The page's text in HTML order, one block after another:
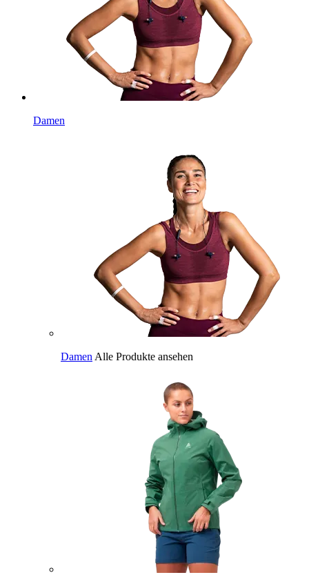
Damen
Damen Alle Produkte ansehen